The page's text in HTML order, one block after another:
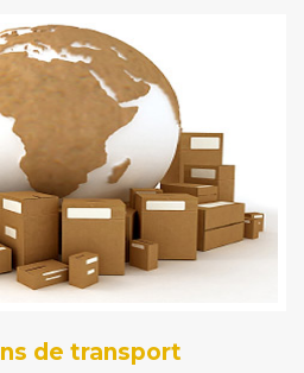
de transport